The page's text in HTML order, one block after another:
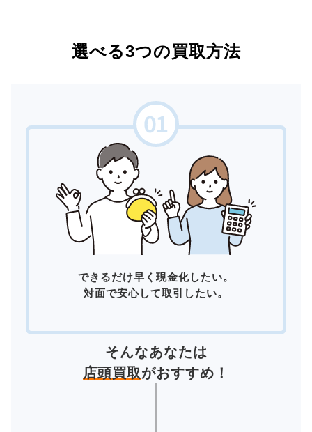
選べる3つの買取方法
できるだけ早く現金化したい。
対面で安心して取引したい。
そんなあなたは
店頭買取がおすすめ！